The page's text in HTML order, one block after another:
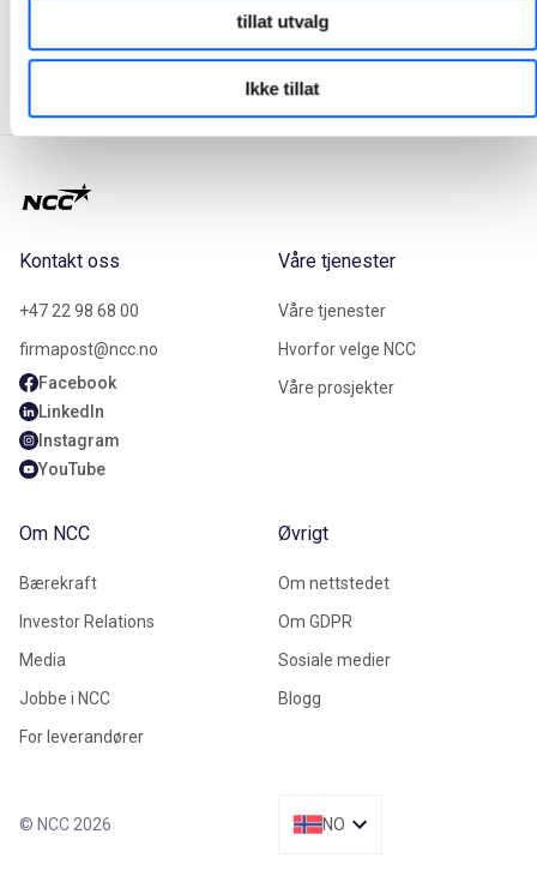
tillat utvalg
Ikke tillat
Kontakt oss
+47 22 98 68 00
firmapost@ncc.no
Facebook
LinkedIn
Instagram
YouTube
Våre tjenester
Våre tjenester
Hvorfor velge NCC
Våre prosjekter
Om NCC
Bærekraft
Investor Relations
Media
Jobbe i NCC
For leverandører
Øvrigt
Om nettstedet
Om GDPR
Sosiale medier
Blogg
© NCC 2026 NO